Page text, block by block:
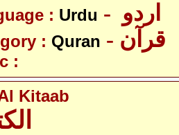
: Urdu
: Quran - قرآن
:
Kitaab